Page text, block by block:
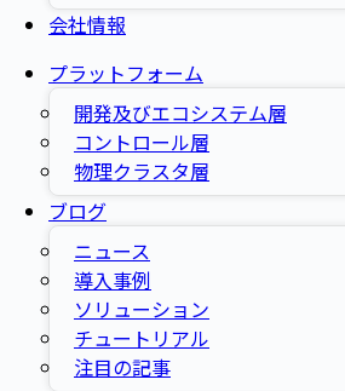
会社情報
プラットフォーム
開発及びエコシステム層
コントロール層
物理クラスタ層
ブログ
ニュース
導入事例
ソリューション
チュートリアル
注目の記事